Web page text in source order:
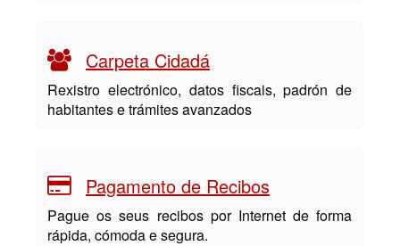
Carpeta Cidadá
Rexistro electrónico, datos fiscais, padrón de
habitantes e trámites avanzados
Pagamento de Recibos
Pague os seus recibos por Internet de forma
rápida, cómoda e segura.